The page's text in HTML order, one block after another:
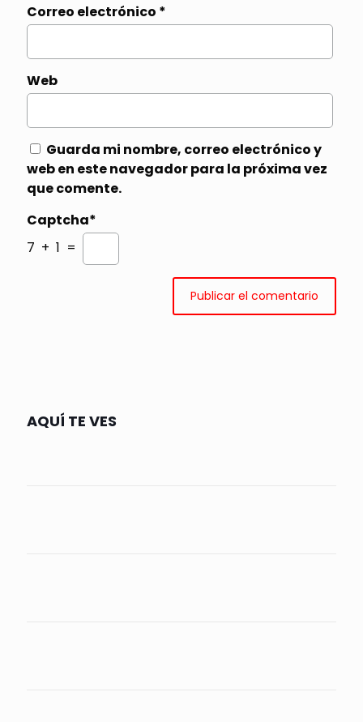
Correo electrónico *
Web
Guarda mi nombre, correo electrónico y
web en este navegador para la próxima vez
que comente.
Captcha*
7 + 1 =
AQUÍ TE VES